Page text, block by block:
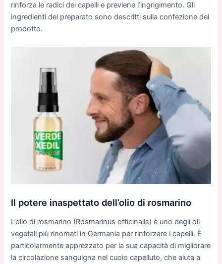
rinforza le radici dei capelli e previene l’ingrigimento. Gli
ingredienti del preparato sono descritti sulla confezione del
prodotto.
Il potere inaspettato dell’olio di rosmarino
L’olio di rosmarino (Rosmarinus officinalis) è uno degli oli
vegetali più rinomati in Germania per rinforzare i capelli. È
particolarmente apprezzato per la sua capacità di migliorare
la circolazione sanguigna nel cuoio capelluto, che aiuta a